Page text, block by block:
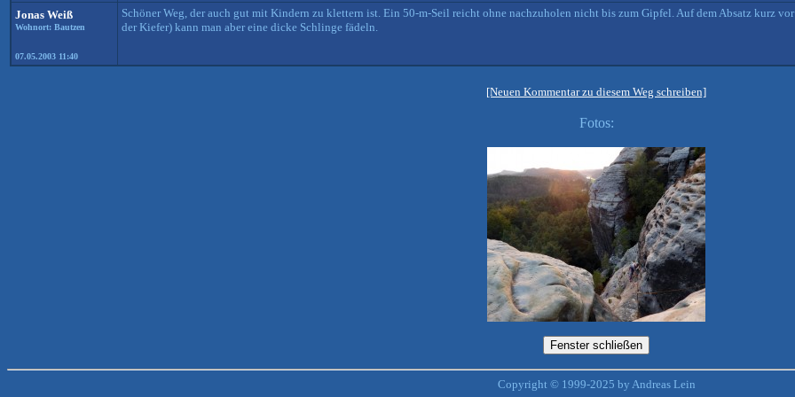
Jonas Weiß
Wohnort: Bautzen
07.05.2003 11:40
Schöner Weg, der auch gut mit Kindern zu klettern ist. Ein 50-m-Seil reicht ohne nachzuholen nicht bis zum Gipfel. Auf dem Absatz kurz
der Kiefer) kann man aber eine dicke Schlinge fädeln.
[Neuen Kommentar zu diesem Weg schreiben]
Fotos:
Copyright © 1999-2025 by Andreas Lein